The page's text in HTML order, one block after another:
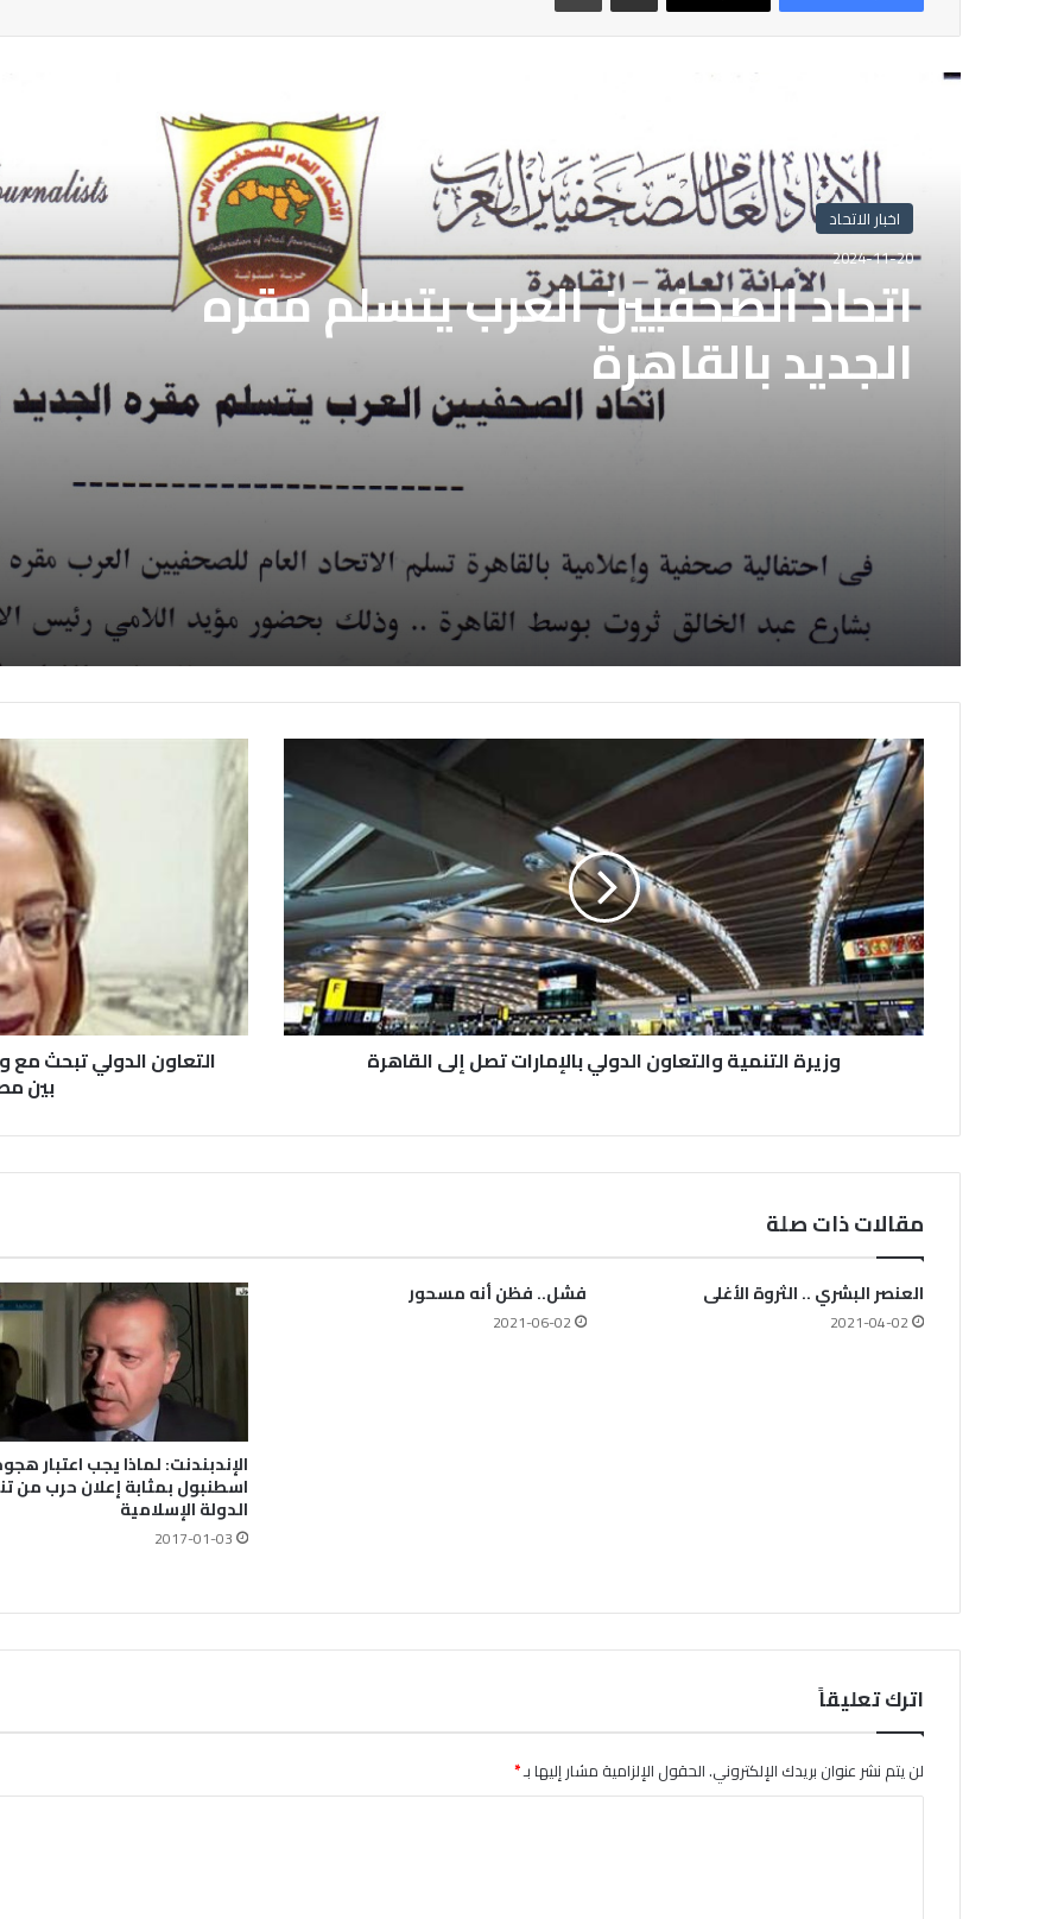
اخبار الاتحاد
2024-11-20
اتحاد الصحفيين العرب يتسلم مقره
الجديد بالقاهرة
وزيرة التنمية والتعاون الدولي بالإمارات تصل إلى القاهرة التعاون الدولي تبحث مع
بين
مقالات ذات صلة
العنصر البشري .. الثروة الأغلى
2021-04-02
فشل.. فظن أنه مسحور
2021-06-02
الإندبندنت: لماذا يجب اعتبار
اسطنبول بمثابة إعلان حرب من
الدولة الإسلامية
2017-01-03
اترك تعليقاً
لن يتم نشر عنوان بريدك الإلكتروني.الحقول الإلزامية مشار إليها بـ*